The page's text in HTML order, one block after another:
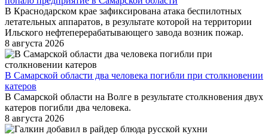
В Краснодарском крае зафиксирована атака беспилотных
летательных аппаратов, в результате которой на территории
Ильского нефтеперерабатывающего завода возник пожар.
8 августа 2026
В Самарской области два человека погибли при столкновении
катеров
В Самарской области на Волге в результате столкновения двух
катеров погибли два человека.
8 августа 2026